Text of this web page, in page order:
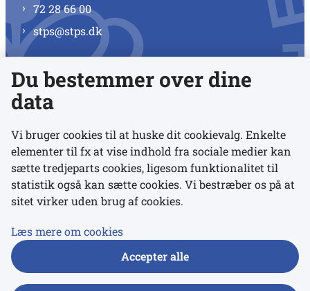
72 28 66 00
stps@stps.dk
Se alle kontaktnumre
Links
Udgivelser
Du bestemmer over dine
data
Vi bruger cookies til at huske dit cookievalg. Enkelte
elementer til fx at vise indhold fra sociale medier kan
sætte tredjeparts cookies, ligesom funktionalitet til
statistik også kan sætte cookies. Vi bestræber os på at
sitet virker uden brug af cookies.
Læs mere om cookies
Accepter alle